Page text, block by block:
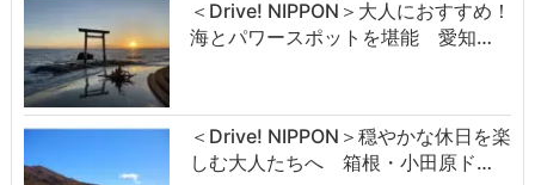
＜Drive! NIPPON＞大人におすすめ！
海とパワースポットを堪能 愛知…
＜Drive! NIPPON＞穏やかな休日を楽
しむ大人たちへ 箱根・小田原ド…